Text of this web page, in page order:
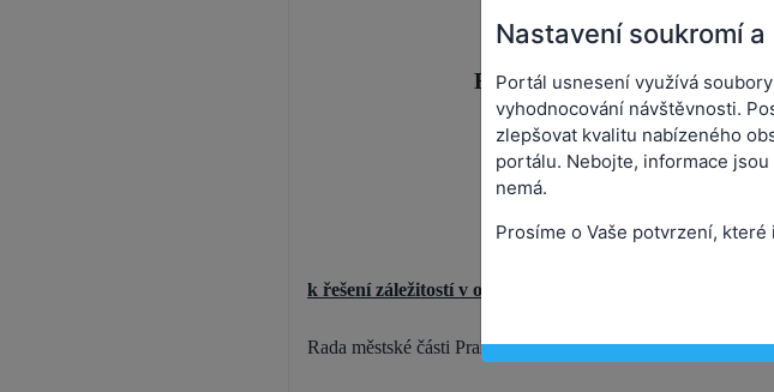
Městská část Praha 7
RADA MĚSTSKÉ ČÁSTI
Usnesení
Rada městské části Praha 7
ze dne 17.06.2025
k řešení záležitostí v oblasti nemovitých věcí svěřených
Rada městské části Praha 7
Nastavení soukromí a
Portál usnesení využívá
vyhodnocování návštěvnosti.
zlepšovat kvalitu nabízeného
portálu. Nebojte, informace
nemá.
Prosíme o Vaše potvrzení,